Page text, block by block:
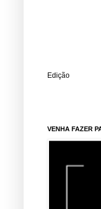
Edição
VENHA FAZER